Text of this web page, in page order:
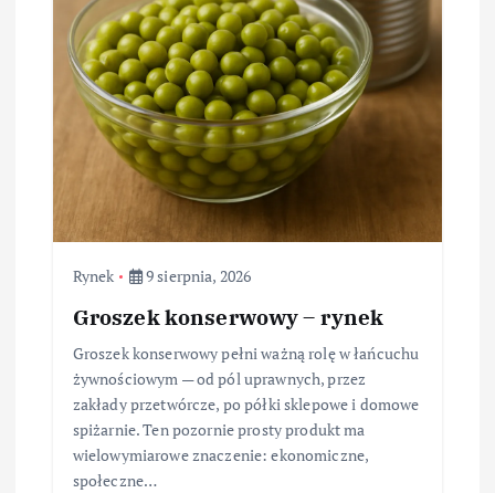
Rynek 9 sierpnia, 2026
Groszek konserwowy – rynek
Groszek konserwowy pełni ważną rolę w łańcuchu
żywnościowym — od pól uprawnych, przez
zakłady przetwórcze, po półki sklepowe i domowe
spiżarnie. Ten pozornie prosty produkt ma
wielowymiarowe znaczenie: ekonomiczne,
społeczne…